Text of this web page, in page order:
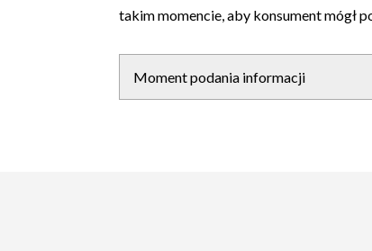
takim momencie, aby konsument mógł
Moment podania informacji